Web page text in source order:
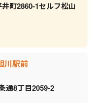
町2860-1セルフ松山
川駅前
通8丁目2059‐2